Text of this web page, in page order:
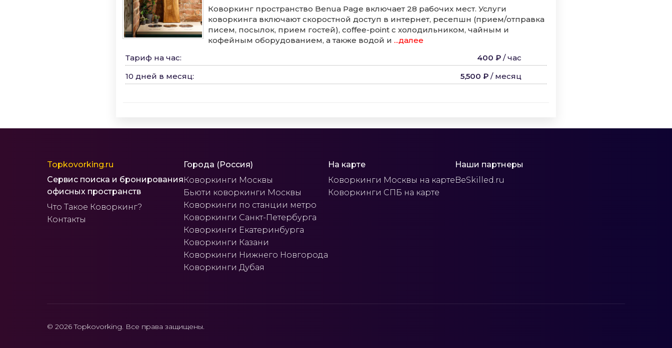
Коворкинг пространство Benua Page включает 28 рабочих мест. Услуги
коворкинга включают скоростной доступ в интернет, ресепшн (прием/отправка
писем, посылок, прием гостей), coffee-point с холодильником, чайным и
кофейным оборудованием, а также водой и ...далее
Тариф на час: 400 ₽ / час
10 дней в месяц: 5,500 ₽ / месяц
Topkovorking.ru
Сервис поиска и бронирования
офисных пространств
Что Такое Коворкинг?
Контакты
Города (Россия)
Коворкинги Москвы
Бьюти коворкинги Москвы
Коворкинги по станции метро
Коворкинги Санкт-Петербурга
Коворкинги Екатеринбурга
Коворкинги Казани
Коворкинги Нижнего Новгорода
Коворкинги Дубая
На карте
Коворкинги Москвы на карте
Коворкинги СПБ на карте
Наши партнеры
BeSkilled.ru
© 2026 Topkovorking. Все права защищены.